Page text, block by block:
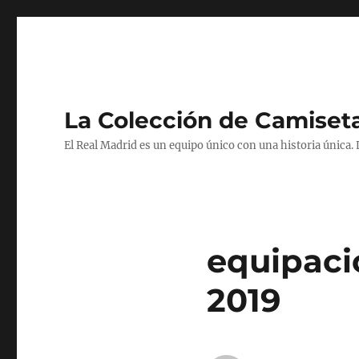
La Colección de
El Real Madrid es un equipo único con una historia
2019